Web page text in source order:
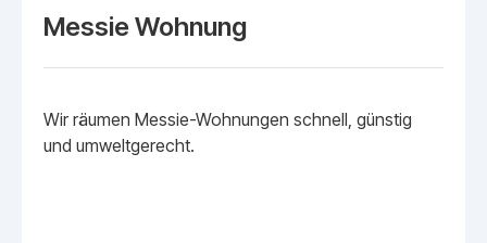
Messie Wohnung
Wir räumen Messie-Wohnungen schnell, günstig
und umweltgerecht.